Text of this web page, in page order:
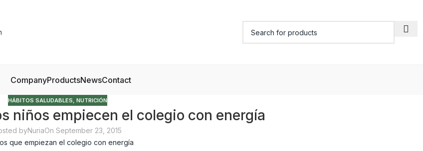
CompanyProductsNewsContact
HÁBITOS SALUDABLES, NUTRICIÓN
niños empiecen el colegio con energía
byNuriaOn September 23, 2015